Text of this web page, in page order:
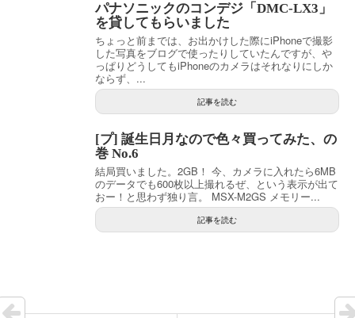
パナソニックのコンデジ「DMC-LX3」
を貸してもらいました
ちょっと前までは、お出かけした際にiPhoneで撮影
した写真をブログで使ったりしていたんですが、や
っぱりどうしてもiPhoneのカメラはそれなりにしか
ならず、...
記事を読む
[プ] 誕生日月なので色々買ってみた、の
巻 No.6
結局買いました。2GB！ 今、カメラに入れたら6MB
のデータでも600枚以上撮れるぜ、という表示が出て
おー！と思わず独り言。 MSX-M2GS メモリー...
記事を読む